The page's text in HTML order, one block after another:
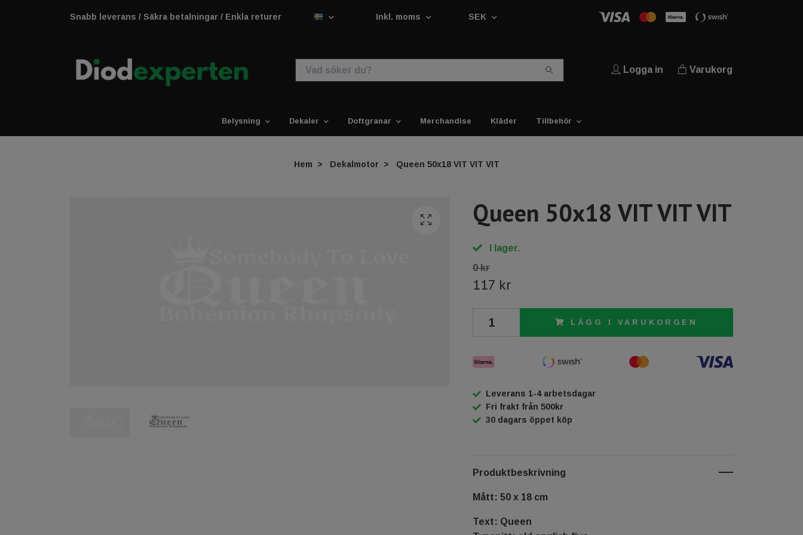
Snabb leverans / Säkra betalningar / Enkla returer Inkl. moms SEK
Logga in Varukorg
Belysning Dekaler Doftgranar Merchandise Kläder Tillbehör
Hem Dekalmotor Queen 50x18 VIT VIT VIT
Queen 50x18 VIT VIT VIT
I lager.
0 kr
117 kr
LÄGG I VARUKORGEN
Leverans 1-4 arbetsdagar
Fri frakt från 500kr
30 dagars öppet köp
Produktbeskrivning
Mått: 50 x 18 cm
Text: Queen